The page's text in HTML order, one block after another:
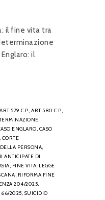
il fine vita tra
il
ART 579 C.P., ART 580 C.P.,
ENGLARO, CASO
CORTE
PERSONA,
ANTICIPATE DI
FINE VITA, LEGGE
RIFORMA FINE
204/2025,
66/2025, SUICIDIO